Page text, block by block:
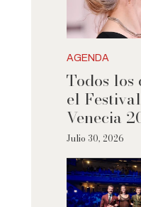
AGENDA
Todos los
el
Venecia
Julio 30, 2026